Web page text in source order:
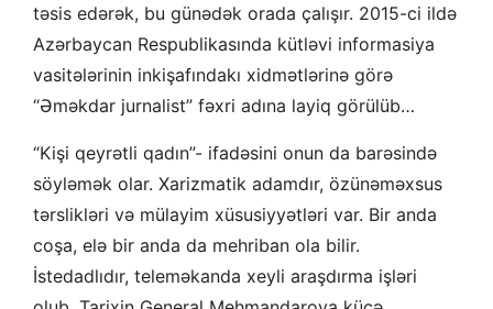
təsis edərək, bu günədək orada çalışır. 2015-ci ildə
Azərbaycan Respublikasında kütləvi informasiya
vasitələrinin inkişafındakı xidmətlərinə görə
“Əməkdar jurnalist” fəxri adına layiq görülüb…
“Kişi qeyrətli qadın”- ifadəsini onun da barəsində
söyləmək olar. Xarizmatik adamdır, özünəməxsus
tərslikləri və mülayim xüsusiyyətləri var. Bir anda
coşa, elə bir anda da mehriban ola bilir.
İstedadlıdır, teleməkanda xeyli araşdırma işləri